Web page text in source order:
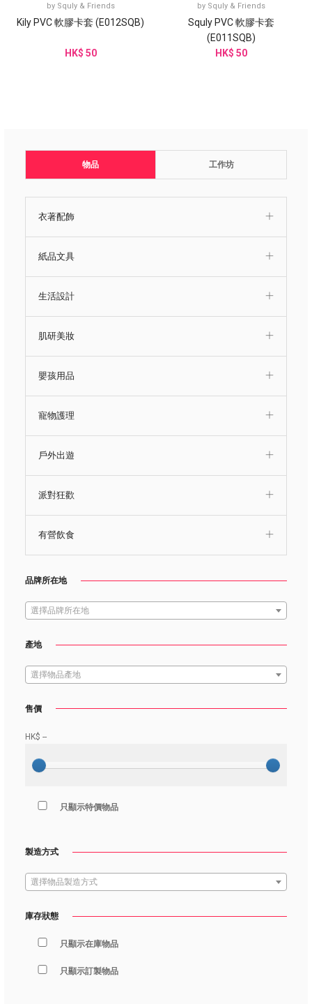
物品 工作坊
衣著配飾
紙品文具
生活設計
肌研美妝
嬰孩用品
寵物護理
戶外出遊
派對狂歡
有營飲食
品牌所在地
選擇品牌所在地
產地
選擇物品產地
售價
HK$ --
只顯示特價物品
製造方式
選擇物品製造方式
庫存狀態
只顯示在庫物品
只顯示訂製物品
by Squly & Friends
Kily PVC 軟膠卡套 (E012SQB)
HK$ 50
by Squly & Friends
Squly PVC 軟膠卡套
(E011SQB)
HK$ 50